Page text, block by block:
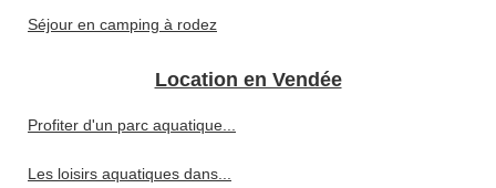
Séjour en camping à rodez
Location en Vendée
Profiter d'un parc aquatique...
Les loisirs aquatiques dans...